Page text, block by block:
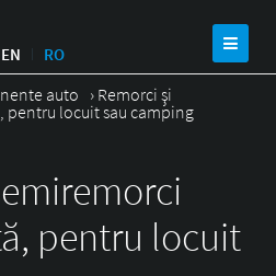
EN RO
auto › Remorci şi
locuit sau camping
pentru locuit